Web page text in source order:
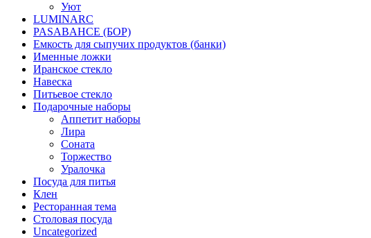
Уют
LUMINARC
PASABAHCE (БОР)
Емкость для сыпучих продуктов (банки)
Именные ложки
Иранское стекло
Навеска
Питьевое стекло
Подарочные наборы
Аппетит наборы
Лира
Соната
Торжество
Уралочка
Посуда для питья
Клен
Ресторанная тема
Столовая посуда
Uncategorized